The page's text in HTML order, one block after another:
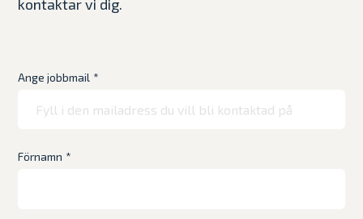
kontaktar vi dig.
Ange jobbmail *
Förnamn *